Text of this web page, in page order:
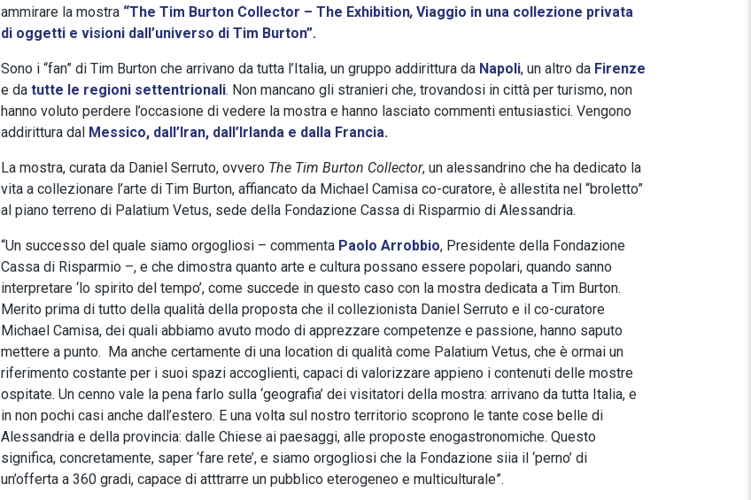
ammirare la mostra “The Tim Burton Collector – The Exhibition, Viaggio in una collezione privata
di oggetti e visioni dall’universo di Tim Burton”.
Sono i “fan” di Tim Burton che arrivano da tutta l’Italia, un gruppo addirittura da Napoli, un altro da Firenze
e da tutte le regioni settentrionali. Non mancano gli stranieri che, trovandosi in città per turismo, non
hanno voluto perdere l’occasione di vedere la mostra e hanno lasciato commenti entusiastici. Vengono
addirittura dal Messico, dall’Iran, dall’Irlanda e dalla Francia.
La mostra, curata da Daniel Serruto, ovvero The Tim Burton Collector, un alessandrino che ha dedicato la
vita a collezionare l’arte di Tim Burton, affiancato da Michael Camisa co-curatore, è allestita nel “broletto”
al piano terreno di Palatium Vetus, sede della Fondazione Cassa di Risparmio di Alessandria.
“Un successo del quale siamo orgogliosi – commenta Paolo Arrobbio, Presidente della Fondazione
Cassa di Risparmio –, e che dimostra quanto arte e cultura possano essere popolari, quando sanno
interpretare ‘lo spirito del tempo’, come succede in questo caso con la mostra dedicata a Tim Burton.
Merito prima di tutto della qualità della proposta che il collezionista Daniel Serruto e il co-curatore
Michael Camisa, dei quali abbiamo avuto modo di apprezzare competenze e passione, hanno saputo
mettere a punto. Ma anche certamente di una location di qualità come Palatium Vetus, che è ormai un
riferimento costante per i suoi spazi accoglienti, capaci di valorizzare appieno i contenuti delle mostre
ospitate. Un cenno vale la pena farlo sulla ‘geografia’ dei visitatori della mostra: arrivano da tutta Italia, e
in non pochi casi anche dall’estero. E una volta sul nostro territorio scoprono le tante cose belle di
Alessandria e della provincia: dalle Chiese ai paesaggi, alle proposte enogastronomiche. Questo
significa, concretamente, saper ‘fare rete’, e siamo orgogliosi che la Fondazione siia il ‘perno’ di
un’offerta a 360 gradi, capace di atttrarre un pubblico eterogeneo e multiculturale”.